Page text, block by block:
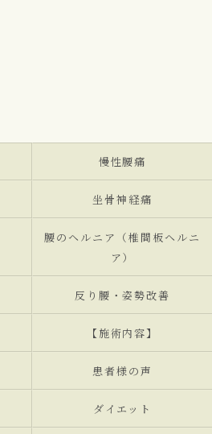
慢性腰痛
坐骨神経痛
腰のヘルニア（椎間板ヘルニ
ア）
反り腰・姿勢改善
【施術内容】
患者様の声
ダイエット